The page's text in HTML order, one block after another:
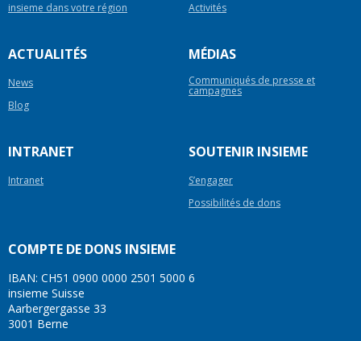
insieme dans votre région
Activités
ACTUALITÉS
News
Blog
MÉDIAS
Communiqués de presse et
campagnes
INTRANET
Intranet
SOUTENIR INSIEME
S’engager
Possibilités de dons
COMPTE DE DONS INSIEME
IBAN: CH51 0900 0000 2501 5000 6
insieme Suisse
Aarbergergasse 33
3001 Berne